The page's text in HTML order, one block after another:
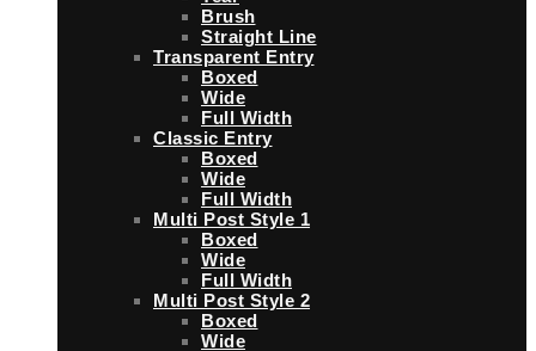
Brush
Straight Line
Transparent Entry
Boxed
Wide
Full Width
Classic Entry
Boxed
Wide
Full Width
Multi Post Style 1
Boxed
Wide
Full Width
Multi Post Style 2
Boxed
Wide